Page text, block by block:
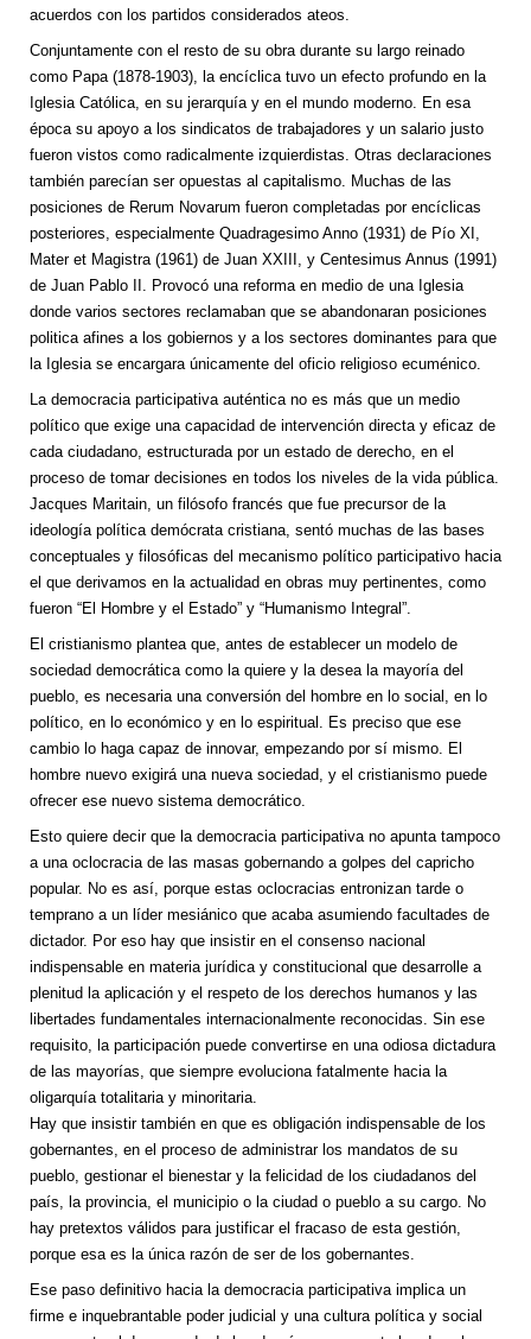
acuerdos con los partidos considerados ateos.
Conjuntamente con el resto de su obra durante su largo reinado
como Papa (1878-1903), la encíclica tuvo un efecto profundo en la
Iglesia Católica, en su jerarquía y en el mundo moderno. En esa
época su apoyo a los sindicatos de trabajadores y un salario justo
fueron vistos como radicalmente izquierdistas. Otras declaraciones
también parecían ser opuestas al capitalismo. Muchas de las
posiciones de Rerum Novarum fueron completadas por encíclicas
posteriores, especialmente Quadragesimo Anno (1931) de Pío XI,
Mater et Magistra (1961) de Juan XXIII, y Centesimus Annus (1991)
de Juan Pablo II. Provocó una reforma en medio de una Iglesia
donde varios sectores reclamaban que se abandonaran posiciones
politica afines a los gobiernos y a los sectores dominantes para que
la Iglesia se encargara únicamente del oficio religioso ecuménico.
La democracia participativa auténtica no es más que un medio
político que exige una capacidad de intervención directa y eficaz de
cada ciudadano, estructurada por un estado de derecho, en el
proceso de tomar decisiones en todos los niveles de la vida pública.
Jacques Maritain, un filósofo francés que fue precursor de la
ideología política demócrata cristiana, sentó muchas de las bases
conceptuales y filosóficas del mecanismo político participativo hacia
el que derivamos en la actualidad en obras muy pertinentes, como
fueron “El Hombre y el Estado” y “Humanismo Integral”.
El cristianismo plantea que, antes de establecer un modelo de
sociedad democrática como la quiere y la desea la mayoría del
pueblo, es necesaria una conversión del hombre en lo social, en lo
político, en lo económico y en lo espiritual. Es preciso que ese
cambio lo haga capaz de innovar, empezando por sí mismo. El
hombre nuevo exigirá una nueva sociedad, y el cristianismo puede
ofrecer ese nuevo sistema democrático.
Esto quiere decir que la democracia participativa no apunta tampoco
a una oclocracia de las masas gobernando a golpes del capricho
popular. No es así, porque estas oclocracias entronizan tarde o
temprano a un líder mesiánico que acaba asumiendo facultades de
dictador. Por eso hay que insistir en el consenso nacional
indispensable en materia jurídica y constitucional que desarrolle a
plenitud la aplicación y el respeto de los derechos humanos y las
libertades fundamentales internacionalmente reconocidas. Sin ese
requisito, la participación puede convertirse en una odiosa dictadura
de las mayorías, que siempre evoluciona fatalmente hacia la
oligarquía totalitaria y minoritaria.
Hay que insistir también en que es obligación indispensable de los
gobernantes, en el proceso de administrar los mandatos de su
pueblo, gestionar el bienestar y la felicidad de los ciudadanos del
país, la provincia, el municipio o la ciudad o pueblo a su cargo. No
hay pretextos válidos para justificar el fracaso de esta gestión,
porque esa es la única razón de ser de los gobernantes.
Ese paso definitivo hacia la democracia participativa implica un
firme e inquebrantable poder judicial y una cultura política y social